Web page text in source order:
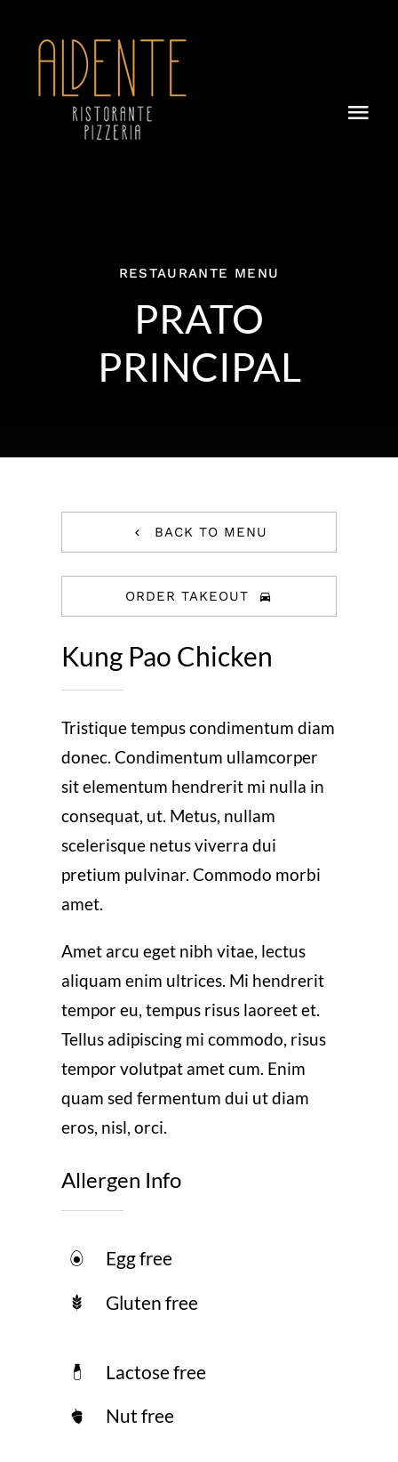
RESTAURANTE MENU
PRATO
PRINCIPAL
BACK TO MENU
ORDER TAKEOUT
Kung Pao Chicken
Tristique tempus condimentum diam
donec. Condimentum ullamcorper
sit elementum hendrerit mi nulla in
consequat, ut. Metus, nullam
scelerisque netus viverra dui
pretium pulvinar. Commodo morbi
amet.
Amet arcu eget nibh vitae, lectus
aliquam enim ultrices. Mi hendrerit
tempor eu, tempus risus laoreet et.
Tellus adipiscing mi commodo, risus
tempor volutpat amet cum. Enim
quam sed fermentum dui ut diam
eros, nisl, orci.
Allergen Info
Egg free
Gluten free
Lactose free
Nut free